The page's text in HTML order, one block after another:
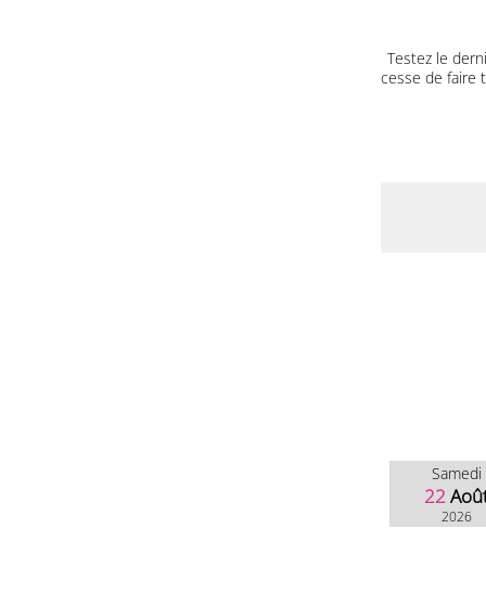
Testez le
cesse de faire
Samedi
22
2026